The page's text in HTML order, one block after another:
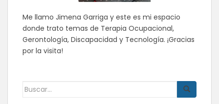
Me llamo Jimena Garriga y este es mi espacio
donde trato temas de Terapia Ocupacional,
Gerontología, Discapacidad y Tecnología. ¡Gracias
por la visita!
Buscar: